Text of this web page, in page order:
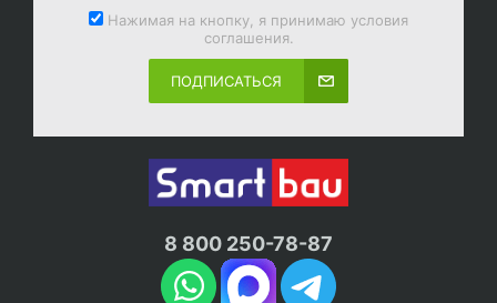
Нажимая на кнопку, я принимаю условия
соглашения.
ПОДПИСАТЬСЯ
8 800 250-78-87